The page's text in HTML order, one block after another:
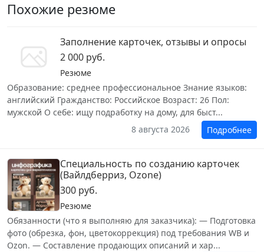
Похожие резюме
Заполнение карточек, отзывы и опросы
2 000 руб.
Резюме
Образование: среднее профессиональное Знание языков:
английский Гражданство: Российское Возраст: 26 Пол:
мужской О себе: ищу подработку на дому, для быст...
8 августа 2026
Подробнее
Специальность по созданию карточек
(Вайлдберриз, Ozone)
300 руб.
Резюме
Обязанности (что я выполняю для заказчика): — Подготовка
фото (обрезка, фон, цветокоррекция) под требования WB и
Ozon. — Составление продающих описаний и хар...